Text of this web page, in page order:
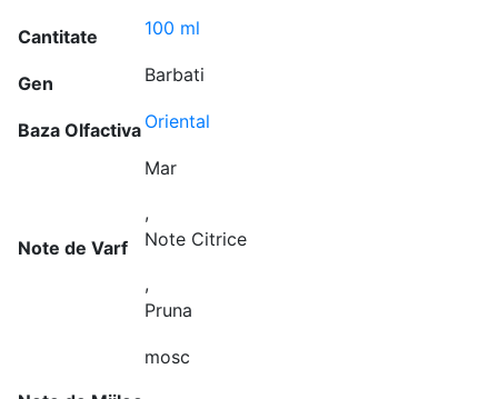
Cantitate 100 ml
Gen Barbati
Baza Olfactiva Oriental
Note de Varf
Mar
,
Note Citrice
,
Pruna
mosc